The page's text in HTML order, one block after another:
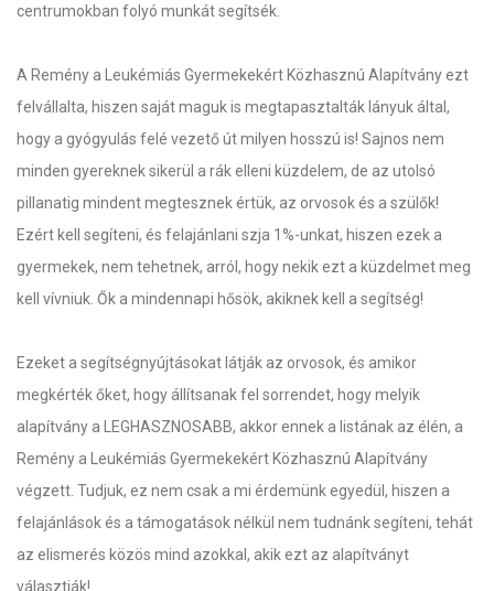
centrumokban folyó munkát segítsék.
A Remény a Leukémiás Gyermekekért Közhasznú Alapítvány ezt
felvállalta, hiszen saját maguk is megtapasztalták lányuk által,
hogy a gyógyulás felé vezető út milyen hosszú is! Sajnos nem
minden gyereknek sikerül a rák elleni küzdelem, de az utolsó
pillanatig mindent megtesznek értük, az orvosok és a szülők!
Ezért kell segíteni, és felajánlani szja 1%-unkat, hiszen ezek a
gyermekek, nem tehetnek, arról, hogy nekik ezt a küzdelmet meg
kell vívniuk. Ők a mindennapi hősök, akiknek kell a segítség!
Ezeket a segítségnyújtásokat látják az orvosok, és amikor
megkérték őket, hogy állítsanak fel sorrendet, hogy melyik
alapítvány a LEGHASZNOSABB, akkor ennek a listának az élén, a
Remény a Leukémiás Gyermekekért Közhasznú Alapítvány
végzett. Tudjuk, ez nem csak a mi érdemünk egyedül, hiszen a
felajánlások és a támogatások nélkül nem tudnánk segíteni, tehát
az elismerés közös mind azokkal, akik ezt az alapítványt
választják!